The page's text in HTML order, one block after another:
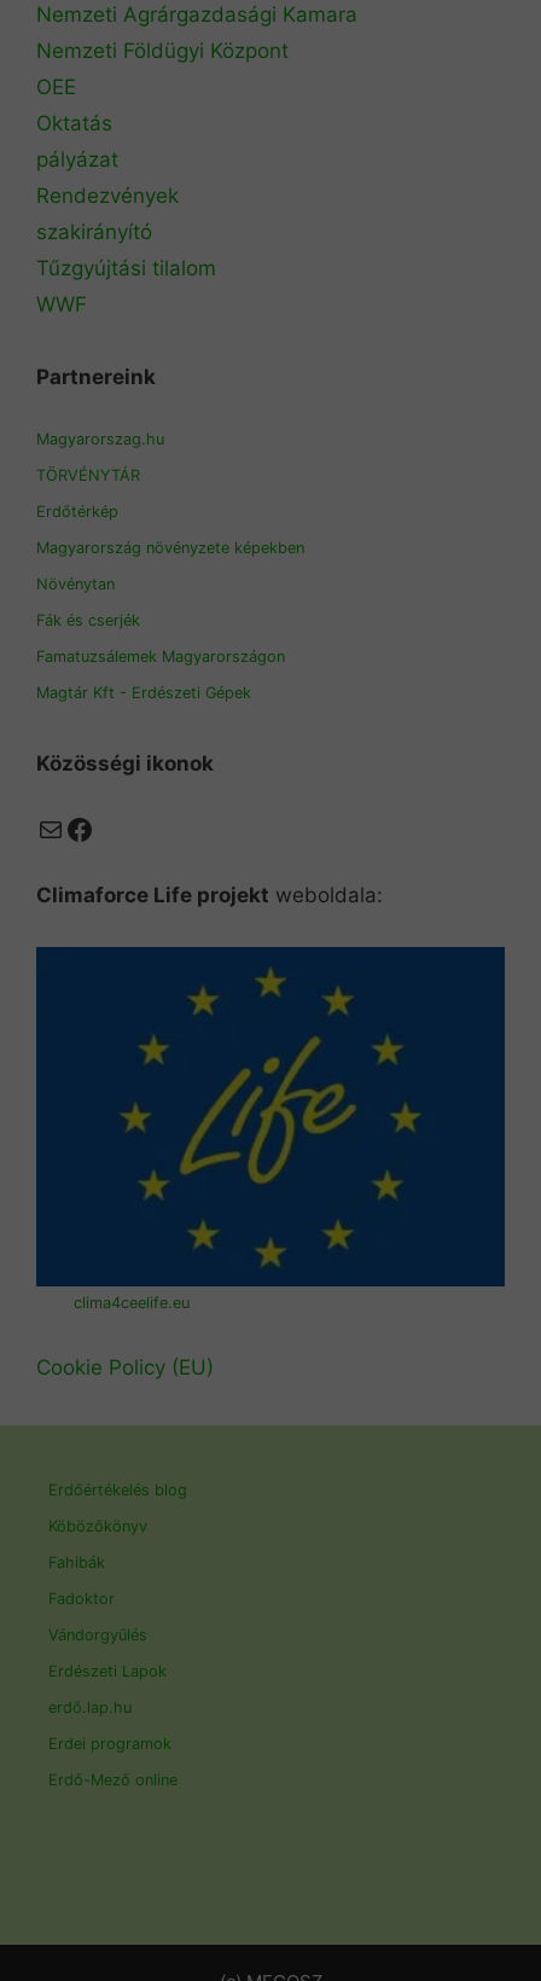
Nemzeti Agrárgazdasági Kamara
Nemzeti Földügyi Központ
OEE
Oktatás
pályázat
Rendezvények
szakirányító
Tűzgyújtási tilalom
WWF
Partnereink
Magyarorszag.hu
TÖRVÉNYTÁR
Erdőtérkép
Magyarország növényzete képekben
Növénytan
Fák és cserjék
Famatuzsálemek Magyarországon
Magtár Kft - Erdészeti Gépek
Közösségi ikonok
MailFacebook
Climaforce Life projekt weboldala:
clima4ceelife.eu
Cookie Policy (EU)
Erdőértékelés blog
Köbözőkönyv
Fahibák
Fadoktor
Vándorgyűlés
Erdészeti Lapok
erdő.lap.hu
Erdei programok
Erdő-Mező online